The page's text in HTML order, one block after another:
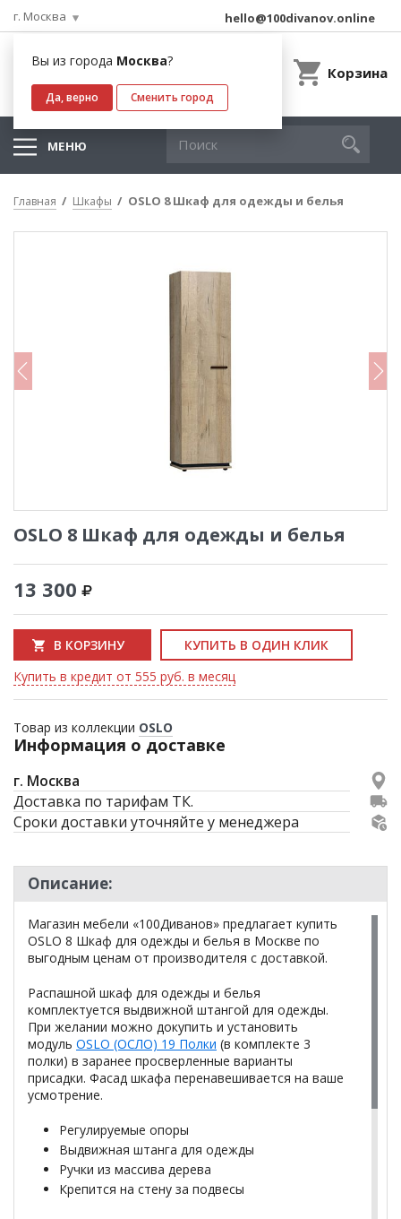
г. Москва
Вы из города Москва?
Да, верно Сменить город
hello@100divanov.online
Корзина
МЕНЮ
Главная Шкафы OSLO 8 Шкаф для одежды и белья
OSLO 8 Шкаф для одежды и белья
13 300
В КОРЗИНУ
КУПИТЬ В ОДИН КЛИК
Купить в кредит от 555 руб. в месяц
Товар из коллекции OSLO
Информация о доставке
г. Москва
Доставка по тарифам ТК.
Сроки доставки уточняйте у менеджера
Описание:
Магазин мебели «100Диванов» предлагает купить
OSLO 8 Шкаф для одежды и белья в Москве по
выгодным ценам от производителя с доставкой.
Распашной шкаф для одежды и белья
комплектуется выдвижной штангой для одежды.
При желании можно докупить и установить
модуль OSLO (ОСЛО) 19 Полки (в комплекте 3
полки) в заранее просверленные варианты
присадки. Фасад шкафа перенавешивается на ваше
усмотрение.
Регулируемые опоры
Выдвижная штанга для одежды
Ручки из массива дерева
Крепится на стену за подвесы